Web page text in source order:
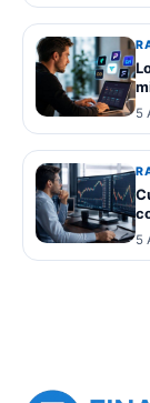
5
5